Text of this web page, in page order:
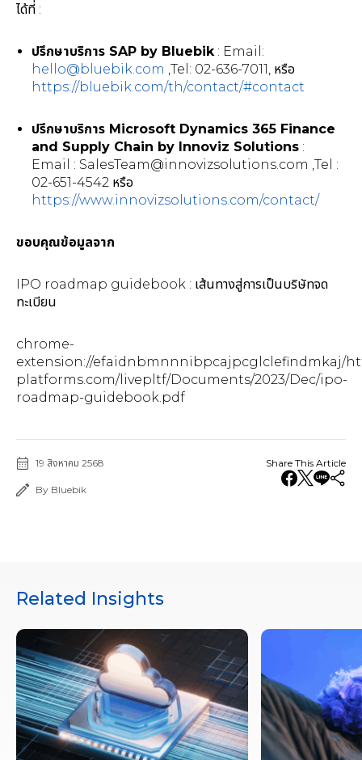
ได้ที่ :
ปรึกษาบริการ SAP by Bluebik: Email:
hello@bluebik.com ,Tel: 02-636-7011, หรือ
https://bluebik.com/th/contact/#contact
ปรึกษาบริการ Microsoft Dynamics 365 Finance
and Supply Chain by Innoviz Solutions :
Email : SalesTeam@innovizsolutions.com ,Tel :
02-651-4542 หรือ
https://www.innovizsolutions.com/contact/
ขอบคุณข้อมูลจาก
IPO roadmap guidebook : เส้นทางสู่การเป็นบริษัทจด
ทะเบียน
chrome-
extension://efaidnbmnnnibpcajpcglclefindmkaj/
platforms.com/livepltf/Documents/2023/Dec/ipo-
roadmap-guidebook.pdf
19 สิงหาคม 2568
By Bluebik
Share This Article
Related Insights